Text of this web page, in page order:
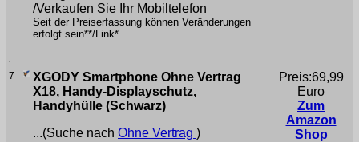
/Verkaufen Sie Ihr Mobiltelefon
Seit der Preiserfassung können Veränderungen
erfolgt sein**/Link*
7
XGODY Smartphone Ohne Vertrag
X18, Handy-Displayschutz,
Handyhülle (Schwarz)
...(Suche nach Ohne Vertrag )
Preis:69,99
Euro
Zum
Amazon
Shop